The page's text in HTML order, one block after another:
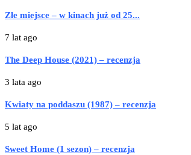
Złe miejsce – w kinach już od 25...
7 lat ago
The Deep House (2021) – recenzja
3 lata ago
Kwiaty na poddaszu (1987) – recenzja
5 lat ago
Sweet Home (1 sezon) – recenzja